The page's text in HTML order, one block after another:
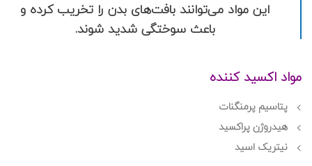
این مواد می‌توانند بافت‌های بدن را تخریب کرده و
باعث سوختگی شدید شوند.
مواد اکسید کننده
پتاسیم پرمنگنات
هیدروژن پراکسید
نیتریک اسید